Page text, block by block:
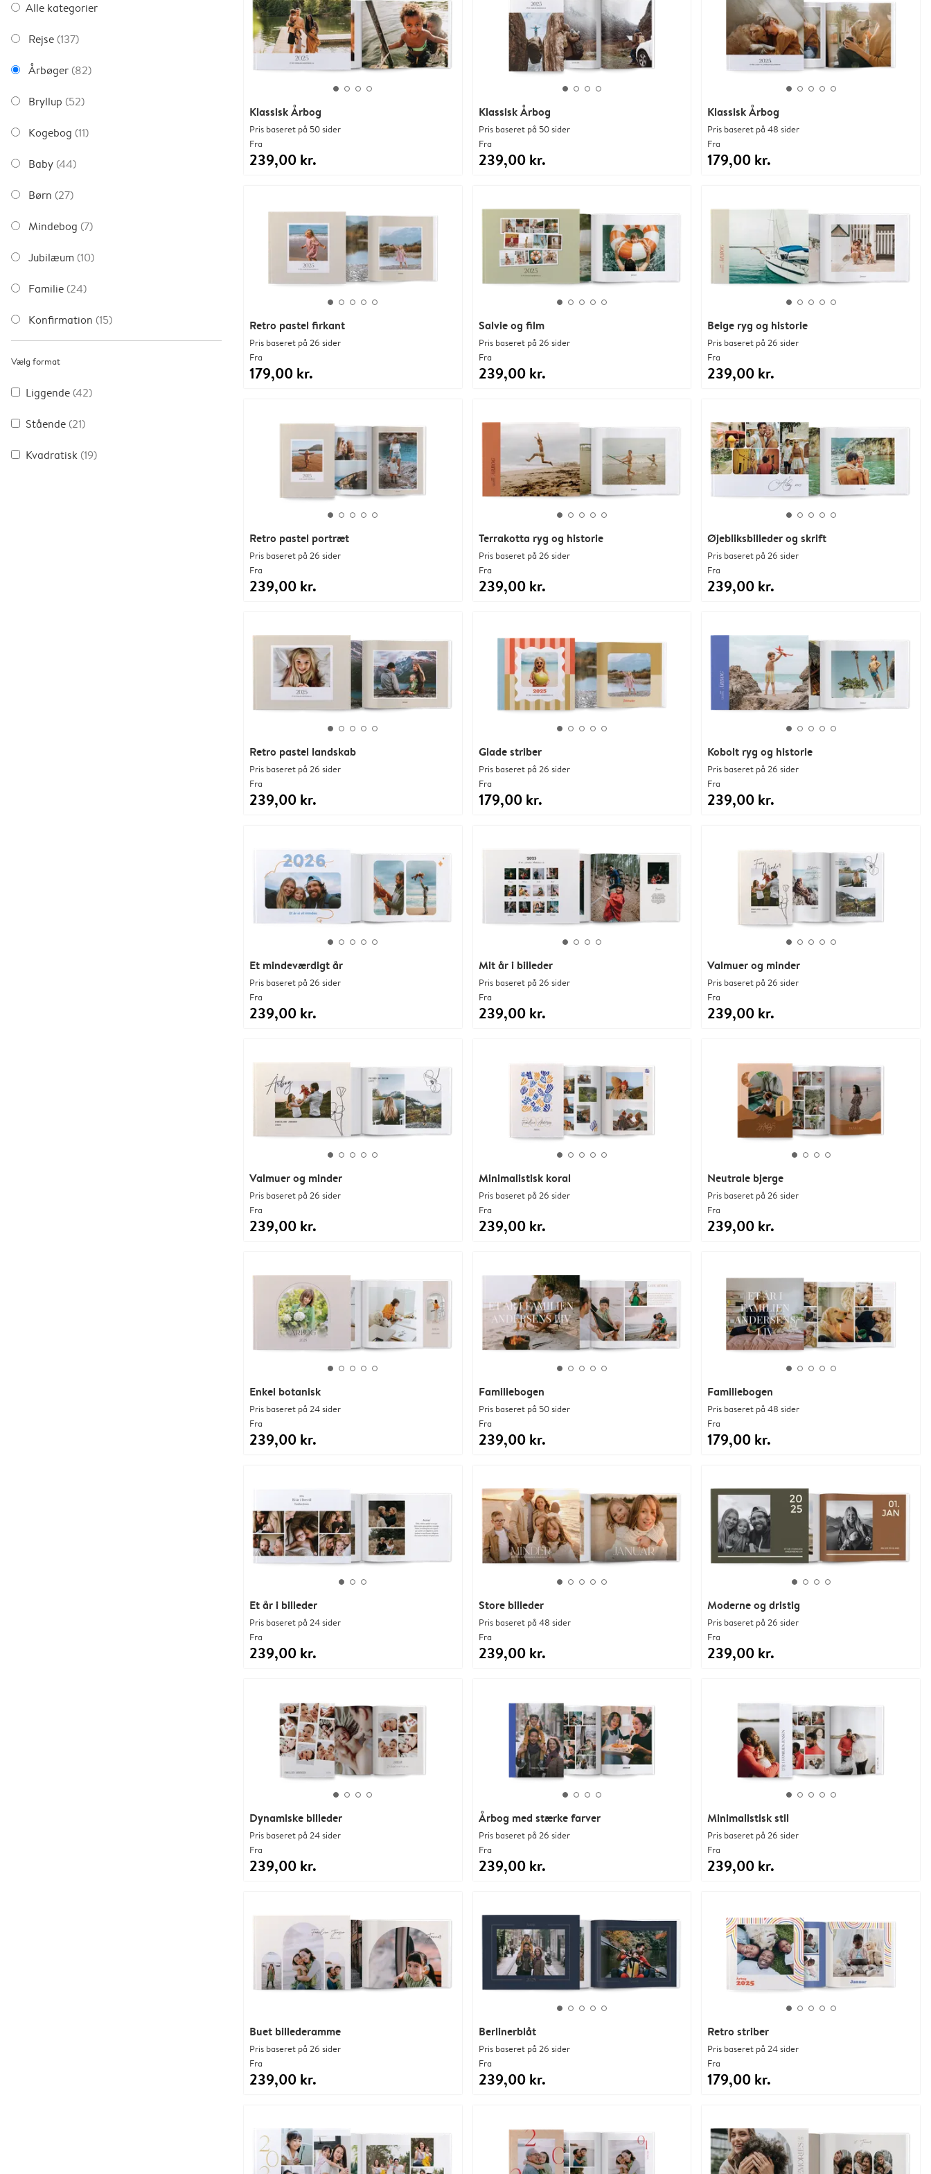
Alle kategorier
Rejse (137)
Årbøger (82)
Bryllup (52)
Kogebog (11)
Baby (44)
Børn (27)
Mindebog (7)
Jubilæum (10)
Familie (24)
Konfirmation (15)
Vælg format
Liggende (42)
Stående (21)
Kvadratisk (19)
Klassisk Årbog
Pris baseret på 50 sider
Fra
239,00 kr.
Klassisk Årbog
Pris baseret på 50 sider
Fra
239,00 kr.
Klassisk Årbog
Pris baseret på 48 sider
Fra
179,00 kr.
Mit år i billeder
Pris baseret på 26 sider
Fra
239,00 kr.
Minimalistisk stil
Pris baseret på 26 sider
Fra
239,00 kr.
Salvie og film
Pris baseret på 26 sider
Fra
239,00 kr.
Et mindeværdigt år
Pris baseret på 26 sider
Fra
239,00 kr.
Retro pastel firkant
Pris baseret på 26 sider
Fra
179,00 kr.
Glade striber
Pris baseret på 26 sider
Fra
179,00 kr.
Øjebliksbilleder og skrift
Pris baseret på 26 sider
Fra
239,00 kr.
Valmuer og minder
Pris baseret på 26 sider
Fra
239,00 kr.
Familiebogen
Pris baseret på 50 sider
Fra
239,00 kr.
Familiebogen
Pris baseret på 48 sider
Fra
179,00 kr.
Beige ryg og historie
Pris baseret på 26 sider
Fra
239,00 kr.
Minimalistisk koral
Pris baseret på 26 sider
Fra
239,00 kr.
Valmuer og minder
Pris baseret på 26 sider
Fra
239,00 kr.
Terrakotta ryg og historie
Pris baseret på 26 sider
Fra
239,00 kr.
Retro pastel portræt
Pris baseret på 26 sider
Fra
239,00 kr.
Retro pastel landskab
Pris baseret på 26 sider
Fra
239,00 kr.
Kobolt ryg og historie
Pris baseret på 26 sider
Fra
239,00 kr.
Dynamiske billeder
Pris baseret på 24 sider
Fra
239,00 kr.
Store billeder
Pris baseret på 48 sider
Fra
239,00 kr.
Neutrale bjerge
Pris baseret på 26 sider
Fra
239,00 kr.
Moderne og dristig
Pris baseret på 26 sider
Fra
239,00 kr.
Enkel botanisk
Pris baseret på 24 sider
Fra
239,00 kr.
Årbog med stærke farver
Pris baseret på 26 sider
Fra
239,00 kr.
Et år i billeder
Pris baseret på 24 sider
Fra
239,00 kr.
Buet billederamme
Pris baseret på 26 sider
Fra
239,00 kr.
Berlinerblåt
Pris baseret på 26 sider
Fra
239,00 kr.
Retro striber
Pris baseret på 24 sider
Fra
179,00 kr.